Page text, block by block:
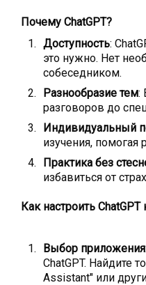
Почему ChatGPT?
Доступность:
это нужно. Нет
собеседником.
Разнообразие тем:
разговоров до
Индивидуальный
изучения,
Практика без
избавиться от
Как настроить
Выбор приложения
ChatGPT. Найдите
Assistant" или